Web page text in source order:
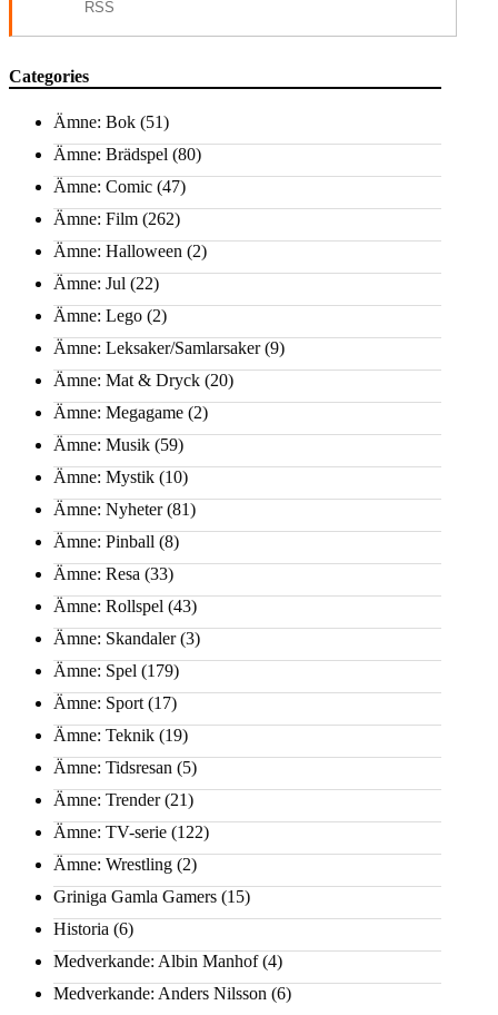
RSS
Categories
Ämne: Bok (51)
Ämne: Brädspel (80)
Ämne: Comic (47)
Ämne: Film (262)
Ämne: Halloween (2)
Ämne: Jul (22)
Ämne: Lego (2)
Ämne: Leksaker/Samlarsaker(9)
Ämne: Mat & Dryck (20)
Ämne: Megagame (2)
Ämne: Musik (59)
Ämne: Mystik (10)
Ämne: Nyheter(81)
Ämne: Pinball (8)
Ämne: Resa (33)
Ämne: Rollspel (43)
Ämne: Skandaler(3)
Ämne: Spel (179)
Ämne: Sport (17)
Ämne: Teknik (19)
Ämne: Tidsresan (5)
Ämne: Trender(21)
Ämne: TV-serie (122)
Ämne: Wrestling (2)
Griniga Gamla Gamers (15)
Historia (6)
Medverkande: Albin Manhof(4)
Medverkande: Anders Nilsson (6)